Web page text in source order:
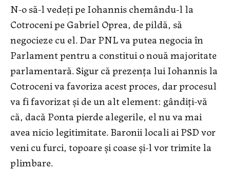
N-o să-l vedeţi pe Iohannis chemându-l la
Cotroceni pe Gabriel Oprea, de pildă, să
negocieze cu el. Dar PNL va putea negocia în
Parlament pentru a constitui o nouă majoritate
parlamentară. Sigur că prezenţa lui Iohannis la
Cotroceni va favoriza acest proces, dar procesul
va fi favorizat şi de un alt element: gândiţi-vă
că, dacă Ponta pierde alegerile, el nu va mai
avea nicio legitimitate. Baronii locali ai PSD vor
veni cu furci, topoare şi coase şi-l vor trimite la
plimbare.